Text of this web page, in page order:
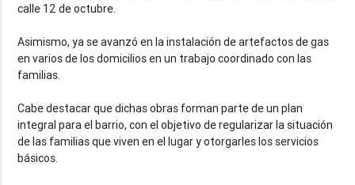
calle 12 de octubre.
Asimismo, ya se avanzó en la instalación de artefactos de gas
en varios de los domicilios en un trabajo coordinado con las
familias.
Cabe destacar que dichas obras forman parte de un plan
integral para el barrio, con el objetivo de regularizar la situación
de las familias que viven en el lugar y otorgarles los servicios
básicos.